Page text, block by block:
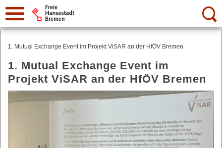
Suche:
1. Mutual Exchange Event im Projekt ViSAR an der HfÖV Bremen
1. Mutual Exchange Event im
Projekt ViSAR an der HfÖV Bremen